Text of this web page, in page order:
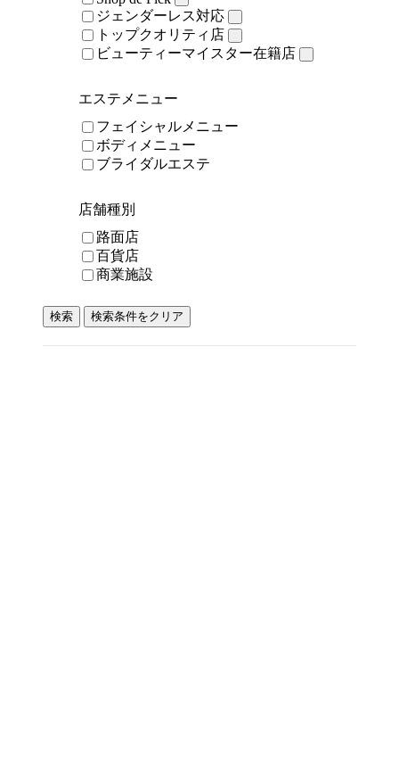
ジェンダーレス対応
トップクオリティ店
ビューティーマイスター在籍店
エステメニュー
フェイシャルメニュー
ボディメニュー
ブライダルエステ
店舗種別
路面店
百貨店
商業施設
検索 検索条件をクリア